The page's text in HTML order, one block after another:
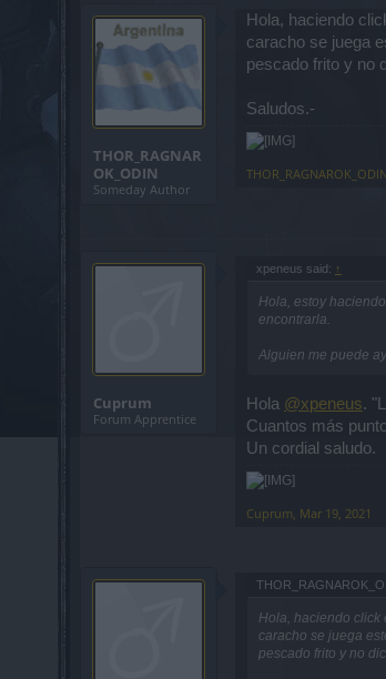
THOR_RAGNAR
OK_ODIN
Someday Author
Hola, haciendo
caracho se juega
pescado frito y no
Saludos.-
THOR_RAGNAROK_ODIN
Cuprum
Forum Apprentice
xpeneus said: ↑
Hola, estoy
encontrarla.
Alguien me puede
Hola @xpeneus.
Cuantos más
Un cordial saludo.
Cuprum Mar 19, 2021
Hola, haciendo click
caracho se juega
pescado frito y no